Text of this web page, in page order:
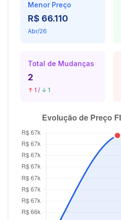
Menor Preço
R$ 66.110
Abr/26
Total de Mudanças
2
↑ 1 / ↓ 1